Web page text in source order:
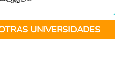
UNIVERSIDADES